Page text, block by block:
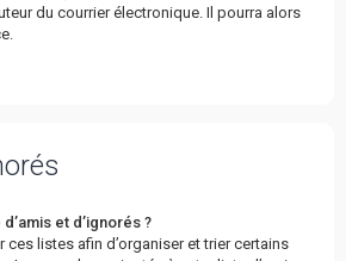
du courrier électronique. Il pourra alors
et d’ignorés ?
ces listes afin d’organiser et trier certains